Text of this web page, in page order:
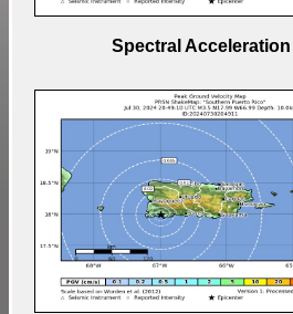
Spectral Acceleration